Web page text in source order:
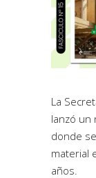
La
lanzó un
donde
material
años.